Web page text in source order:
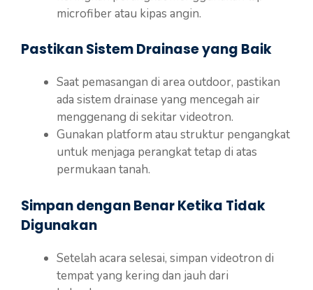
microfiber atau kipas angin.
Pastikan Sistem Drainase yang Baik
Saat pemasangan di area outdoor, pastikan
ada sistem drainase yang mencegah air
menggenang di sekitar videotron.
Gunakan platform atau struktur pengangkat
untuk menjaga perangkat tetap di atas
permukaan tanah.
Simpan dengan Benar Ketika Tidak
Digunakan
Setelah acara selesai, simpan videotron di
tempat yang kering dan jauh dari